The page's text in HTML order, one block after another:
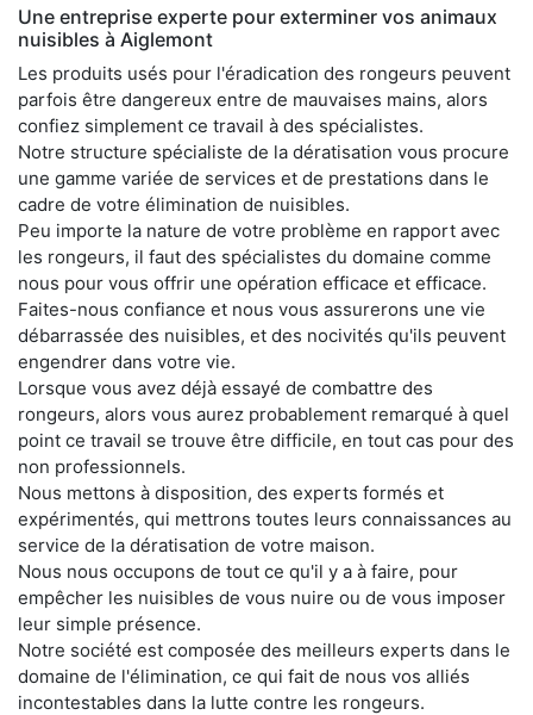
Une entreprise experte pour exterminer vos animaux
nuisibles à Aiglemont
Les produits usés pour l'éradication des rongeurs peuvent
parfois être dangereux entre de mauvaises mains, alors
confiez simplement ce travail à des spécialistes.
Notre structure spécialiste de la dératisation vous procure
une gamme variée de services et de prestations dans le
cadre de votre élimination de nuisibles.
Peu importe la nature de votre problème en rapport avec
les rongeurs, il faut des spécialistes du domaine comme
nous pour vous offrir une opération efficace et efficace.
Faites-nous confiance et nous vous assurerons une vie
débarrassée des nuisibles, et des nocivités qu'ils peuvent
engendrer dans votre vie.
Lorsque vous avez déjà essayé de combattre des
rongeurs, alors vous aurez probablement remarqué à quel
point ce travail se trouve être difficile, en tout cas pour des
non professionnels.
Nous mettons à disposition, des experts formés et
expérimentés, qui mettrons toutes leurs connaissances au
service de la dératisation de votre maison.
Nous nous occupons de tout ce qu'il y a à faire, pour
empêcher les nuisibles de vous nuire ou de vous imposer
leur simple présence.
Notre société est composée des meilleurs experts dans le
domaine de l'élimination, ce qui fait de nous vos alliés
incontestables dans la lutte contre les rongeurs.